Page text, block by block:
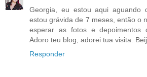
Georgia, eu estou aqui aguando
estou grávida de 7 meses, então o
esperar as fotos e depoimentos
Adoro teu blog, adorei tua visita.
Responder